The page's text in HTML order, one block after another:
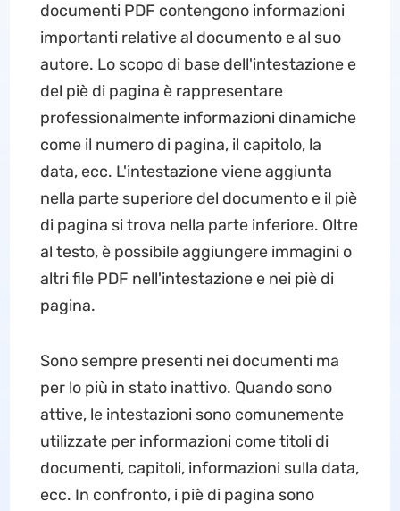
documenti PDF contengono informazioni
importanti relative al documento e al suo
autore. Lo scopo di base dell'intestazione e
del piè di pagina è rappresentare
professionalmente informazioni dinamiche
come il numero di pagina, il capitolo, la
data, ecc. L'intestazione viene aggiunta
nella parte superiore del documento e il piè
di pagina si trova nella parte inferiore. Oltre
al testo, è possibile aggiungere immagini o
altri file PDF nell'intestazione e nei piè di
pagina.
Sono sempre presenti nei documenti ma
per lo più in stato inattivo. Quando sono
attive, le intestazioni sono comunemente
utilizzate per informazioni come titoli di
documenti, capitoli, informazioni sulla data,
ecc. In confronto, i piè di pagina sono